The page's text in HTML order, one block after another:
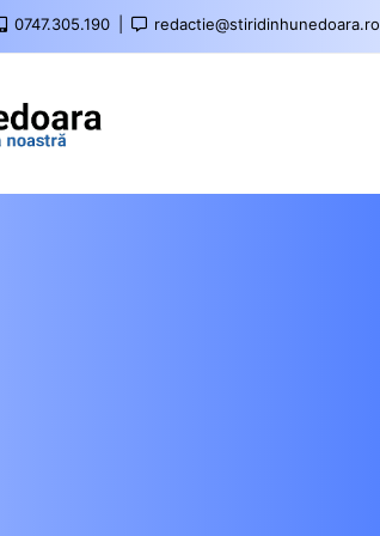
0747.305.190 redactie@stiridinhunedoara.ro